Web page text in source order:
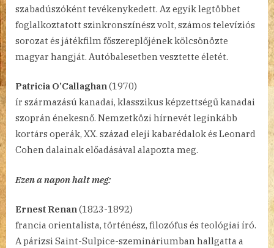
szabadúszóként tevékenykedett. Az egyik legtöbbet
foglalkoztatott szinkronszínész volt, számos televíziós
sorozat és játékfilm főszereplőjének kölcsönözte
magyar hangját. Autóbalesetben vesztette életét.
Patricia O’Callaghan(1970)
ír származású kanadai, klasszikus képzettségű kanadai
szoprán énekesnő. Nemzetközi hírnevét leginkább
kortárs operák, XX. század eleji kabarédalok és Leonard
Cohen dalainak előadásával alapozta meg.
Ezen a napon halt meg:
Ernest Renan(1823-1892)
francia orientalista, történész, filozófus és teológiai író.
A párizsi Saint-Sulpice-szemináriumban hallgatta a